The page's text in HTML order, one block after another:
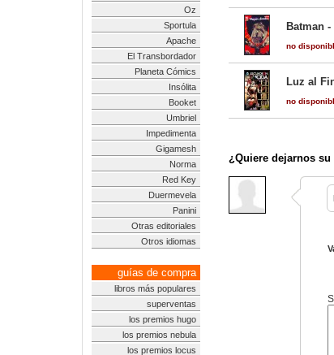
Oz
Sportula
Apache
El Transbordador
Planeta Cómics
Insólita
Booket
Umbriel
Impedimenta
Gigamesh
Norma
Red Key
Duermevela
Panini
Otras editoriales
Otros idiomas
guías de compra
libros más populares
superventas
los premios hugo
los premios nebula
los premios locus
Batman
no
Luz al
no
¿Quiere dejarnos